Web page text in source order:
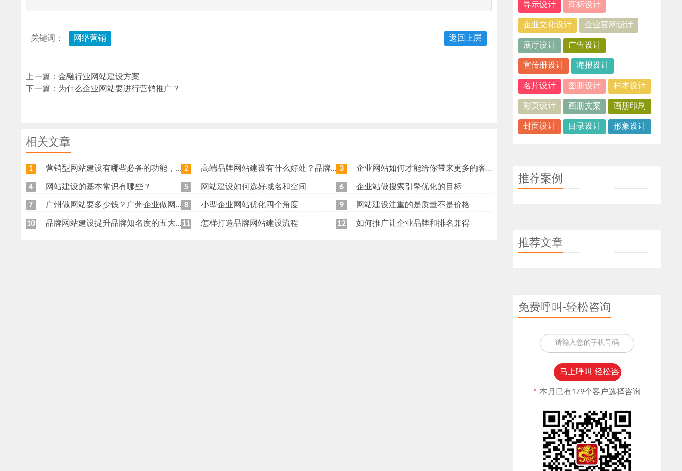
关键词： 网络营销 返回上层
上一篇：金融行业网站建设方案
下一篇： 为什么企业网站要进行营销推广？
相关文章
1 营销型网站建设有哪些必备的功能，我特意整理了一下，共享给各位 2 高端品牌网站建设有什么好处？品牌网站日常维护工作有哪些？ 3 企业网站如何才能给你带来更多的客户？
4 网站建设的基本常识有哪些？ 5 网站建设如何选好域名和空间 6 企业站做搜索引擎优化的目标
7 广州做网站要多少钱？广州企业做网站要找谁？ 8 小型企业网站优化四个角度 9 网站建设注重的是质量不是价格
10 品牌网站建设提升品牌知名度的五大原则 11 怎样打造品牌网站建设流程 12 如何推广让企业品牌和排名兼得
导示设计 商标设计
企业文化设计 企业官网设计
展厅设计 广告设计
宣传册设计 海报设计
名片设计 图册设计 样本设计
彩页设计 画册文案 画册印刷
封面设计 目录设计 形象设计
推荐案例
推荐文章
免费呼叫-轻松咨询
*本月已有179个客户选择咨询